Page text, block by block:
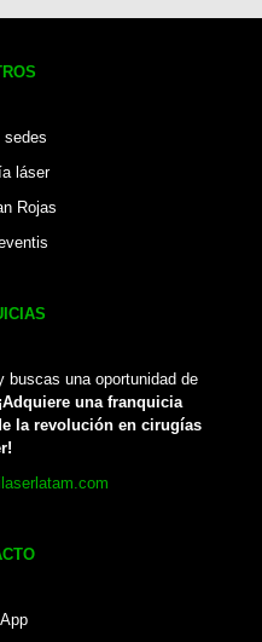
sedes
láser
Rojas
buscas una oportunidad de
¡Adquiere una franquicia
la revolución en cirugías